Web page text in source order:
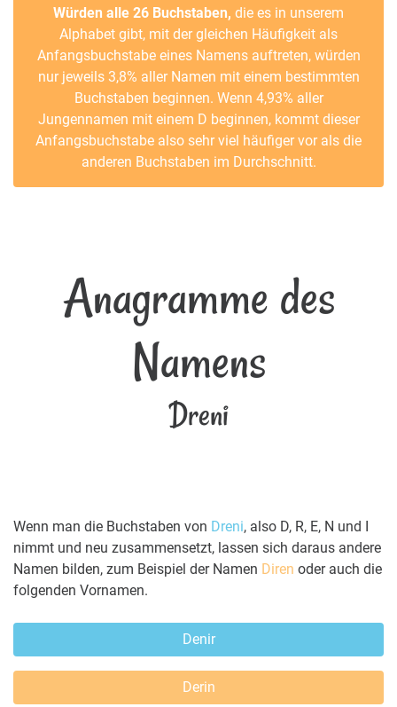
Würden alle 26 Buchstaben, die es in unserem
Alphabet gibt, mit der gleichen Häufigkeit als
Anfangsbuchstabe eines Namens auftreten, würden
nur jeweils 3,8% aller Namen mit einem bestimmten
Buchstaben beginnen. Wenn 4,93% aller
Jungennamen mit einem D beginnen, kommt dieser
Anfangsbuchstabe also sehr viel häufiger vor als die
anderen Buchstaben im Durchschnitt.
Anagramme des
Namens
Dreni
Wenn man die Buchstaben von Dreni, also D, R, E, N und I
nimmt und neu zusammensetzt, lassen sich daraus andere
Namen bilden, zum Beispiel der Namen Diren oder auch die
folgenden Vornamen.
Denir
Derin